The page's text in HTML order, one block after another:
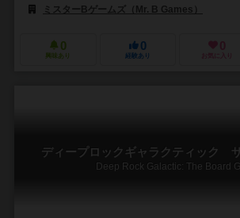
ミスターBゲームズ（Mr. B Games）
0
興味あり
0
経験あり
0
お気に入り
ディープロックギャラクティック
Deep Rock Galactic: The Board